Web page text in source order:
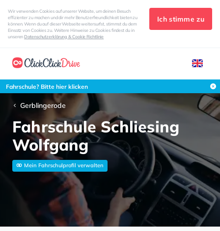
Wir verwenden Cookies auf unserer Website, um deinen Besuch
effizienter zu machen und dir mehr Benutzerfreundlichkeit bieten zu
können. Wenn du auf dieser Webseite weitersurfst, stimmst du dem
Einsatz von Cookies zu. Weitere Hinweise zu Cookies findest du in
unserenDatenschutzerklärung & Cookie Richtlinie
Ich stimme zu
Fahrschule? Bitte hier klicken
Gerblingerode
Fahrschule Schliesing
Wolfgang
Mein Fahrschulprofil verwalten